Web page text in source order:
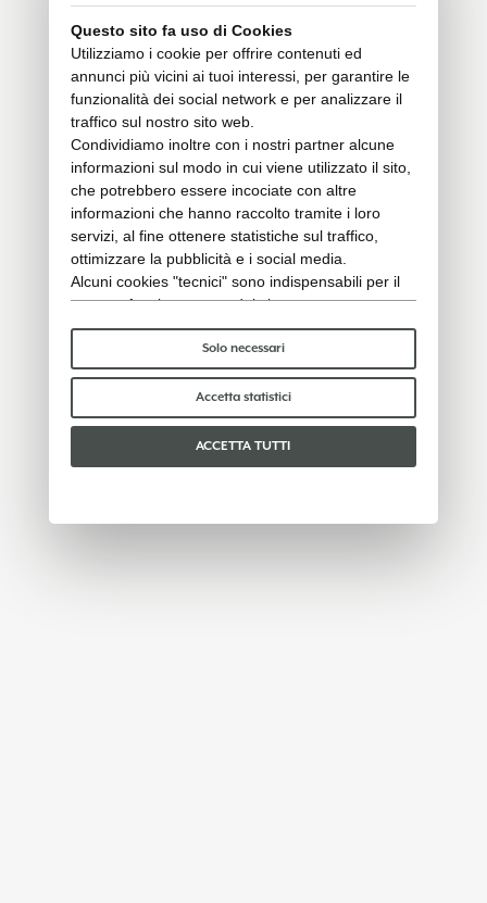
Questo sito fa uso di Cookies
Utilizziamo i cookie per offrire contenuti ed
annunci più vicini ai tuoi interessi, per garantire le
funzionalità dei social network e per analizzare il
traffico sul nostro sito web.
Condividiamo inoltre con i nostri partner alcune
informazioni sul modo in cui viene utilizzato il sito,
che potrebbero essere incociate con altre
informazioni che hanno raccolto tramite i loro
servizi, al fine ottenere statistiche sul traffico,
ottimizzare la pubblicità e i social media.
Alcuni cookies "tecnici" sono indispensabili per il
corretto funzionamento del sito e non trattano o
condividono con terzi alcun dato personale. Per
saperne di più puoi consultare la nostra
policy.
Per favore, scegli quali cookie accettare:
Solo necessari
Accetta statistici
ACCETTA TUTTI